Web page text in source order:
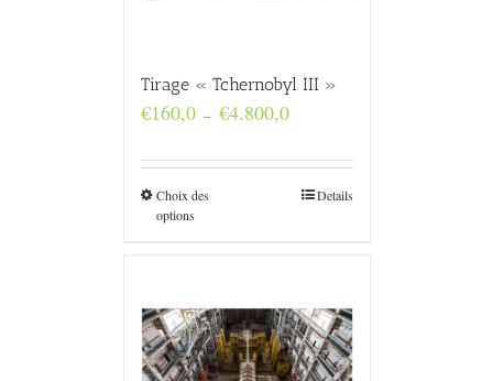
Tirage « Tchernobyl III »
€160,0 – €4.800,0Plage
€160,0
Choix des
options
Details